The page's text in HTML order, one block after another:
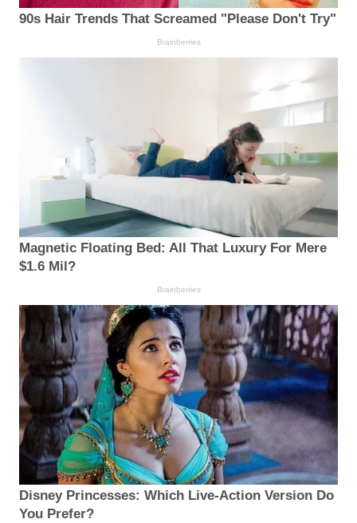
90s Hair Trends That Screamed "Please Don't Try"
Brainberries
Magnetic Floating Bed: All That Luxury For Mere
$1.6 Mil?
Brainberries
Disney Princesses: Which Live-Action Version Do
You Prefer?